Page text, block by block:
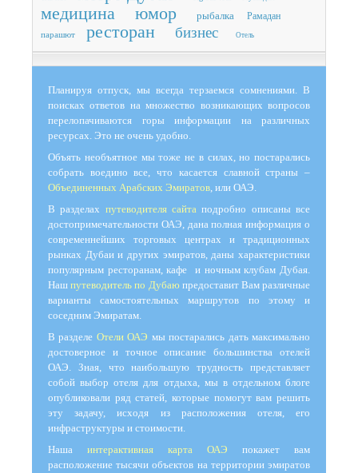
медицина юмор рыбалка Рамадан
парашют ресторан бизнес Отель
Планируя отпуск, мы всегда терзаемся сомнениями. В
поисках ответов на множество возникающих вопросов
перелопачиваются горы информации на различных
ресурсах. Это не очень удобно.
Объять необъятное мы тоже не в силах, но постарались
собрать воедино все, что касается славной страны –
Объединенных Арабских Эмиратов , или ОАЭ.
В разделах путеводителя сайта подробно описаны все
достопримечательности ОАЭ, дана полная информация о
современнейших торговых центрах и традиционных
рынках Дубаи и других эмиратов, даны характеристики
популярным ресторанам, кафе и ночным клубам Дубая.
Нашпутеводитель по Дубаю предоставит Вам различные
варианты самостоятельных маршрутов по этому и
соседним Эмиратам.
В разделе Отели ОАЭ мы постарались дать максимально
достоверное и точное описание большинства отелей
ОАЭ. Зная, что наибольшую трудность представляет
собой выбор отеля для отдыха, мы в отдельном блоге
опубликовали ряд статей, которые помогут вам решить
эту задачу, исходя из расположения отеля, его
инфраструктуры и стоимости.
Наша интерактивная карта ОАЭ покажет вам
расположение тысячи объектов на территории эмиратов